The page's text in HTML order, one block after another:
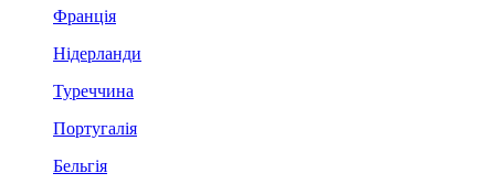
Франція
Нідерланди
Туреччина
Португалія
Бельгія